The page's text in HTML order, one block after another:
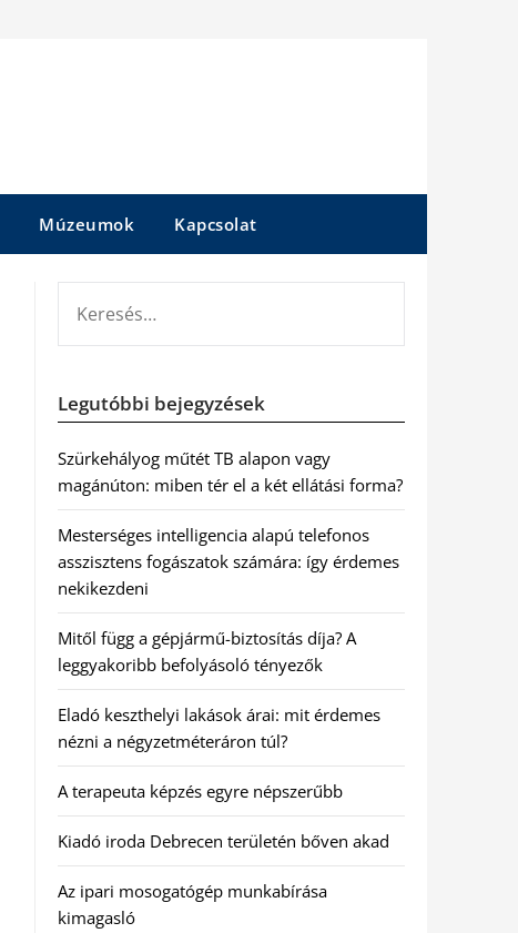
Múzeumok Kapcsolat
Legutóbbi bejegyzések
Szürkehályog műtét TB alapon vagy
magánúton: miben tér el a két ellátási forma?
Mesterséges intelligencia alapú telefonos
asszisztens fogászatok számára: így érdemes
nekikezdeni
Mitől függ a gépjármű-biztosítás díja? A
leggyakoribb befolyásoló tényezők
Eladó keszthelyi lakások árai: mit érdemes
nézni a négyzetméteráron túl?
A terapeuta képzés egyre népszerűbb
Kiadó iroda Debrecen területén bőven akad
Az ipari mosogatógép munkabírása
kimagasló